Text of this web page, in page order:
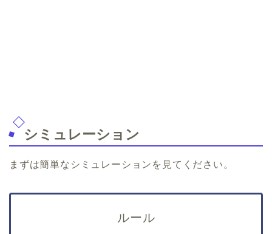
シミュレーション
まずは簡単なシミュレーションを見てください。
ルール